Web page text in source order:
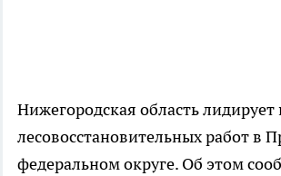
Нижегородская область
лесовосстановительных работ в
федеральном округе. Об этом